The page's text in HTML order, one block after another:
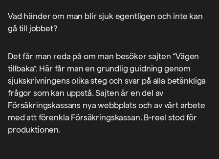
Vad händer om man blir sjuk egentligen och inte kan
gå till jobbet?
Det får man reda på om man besöker sajten “Vägen
tillbaka”. Här får man en grundlig guidning genom
sjukskrivningens olika steg och svar på alla betänkliga
frågor som kan uppstå. Sajten är en del av
Försäkringskassans nya webbplats och av vårt arbete
med att förenkla Försäkringskassan. B-reel stod för
produktionen.